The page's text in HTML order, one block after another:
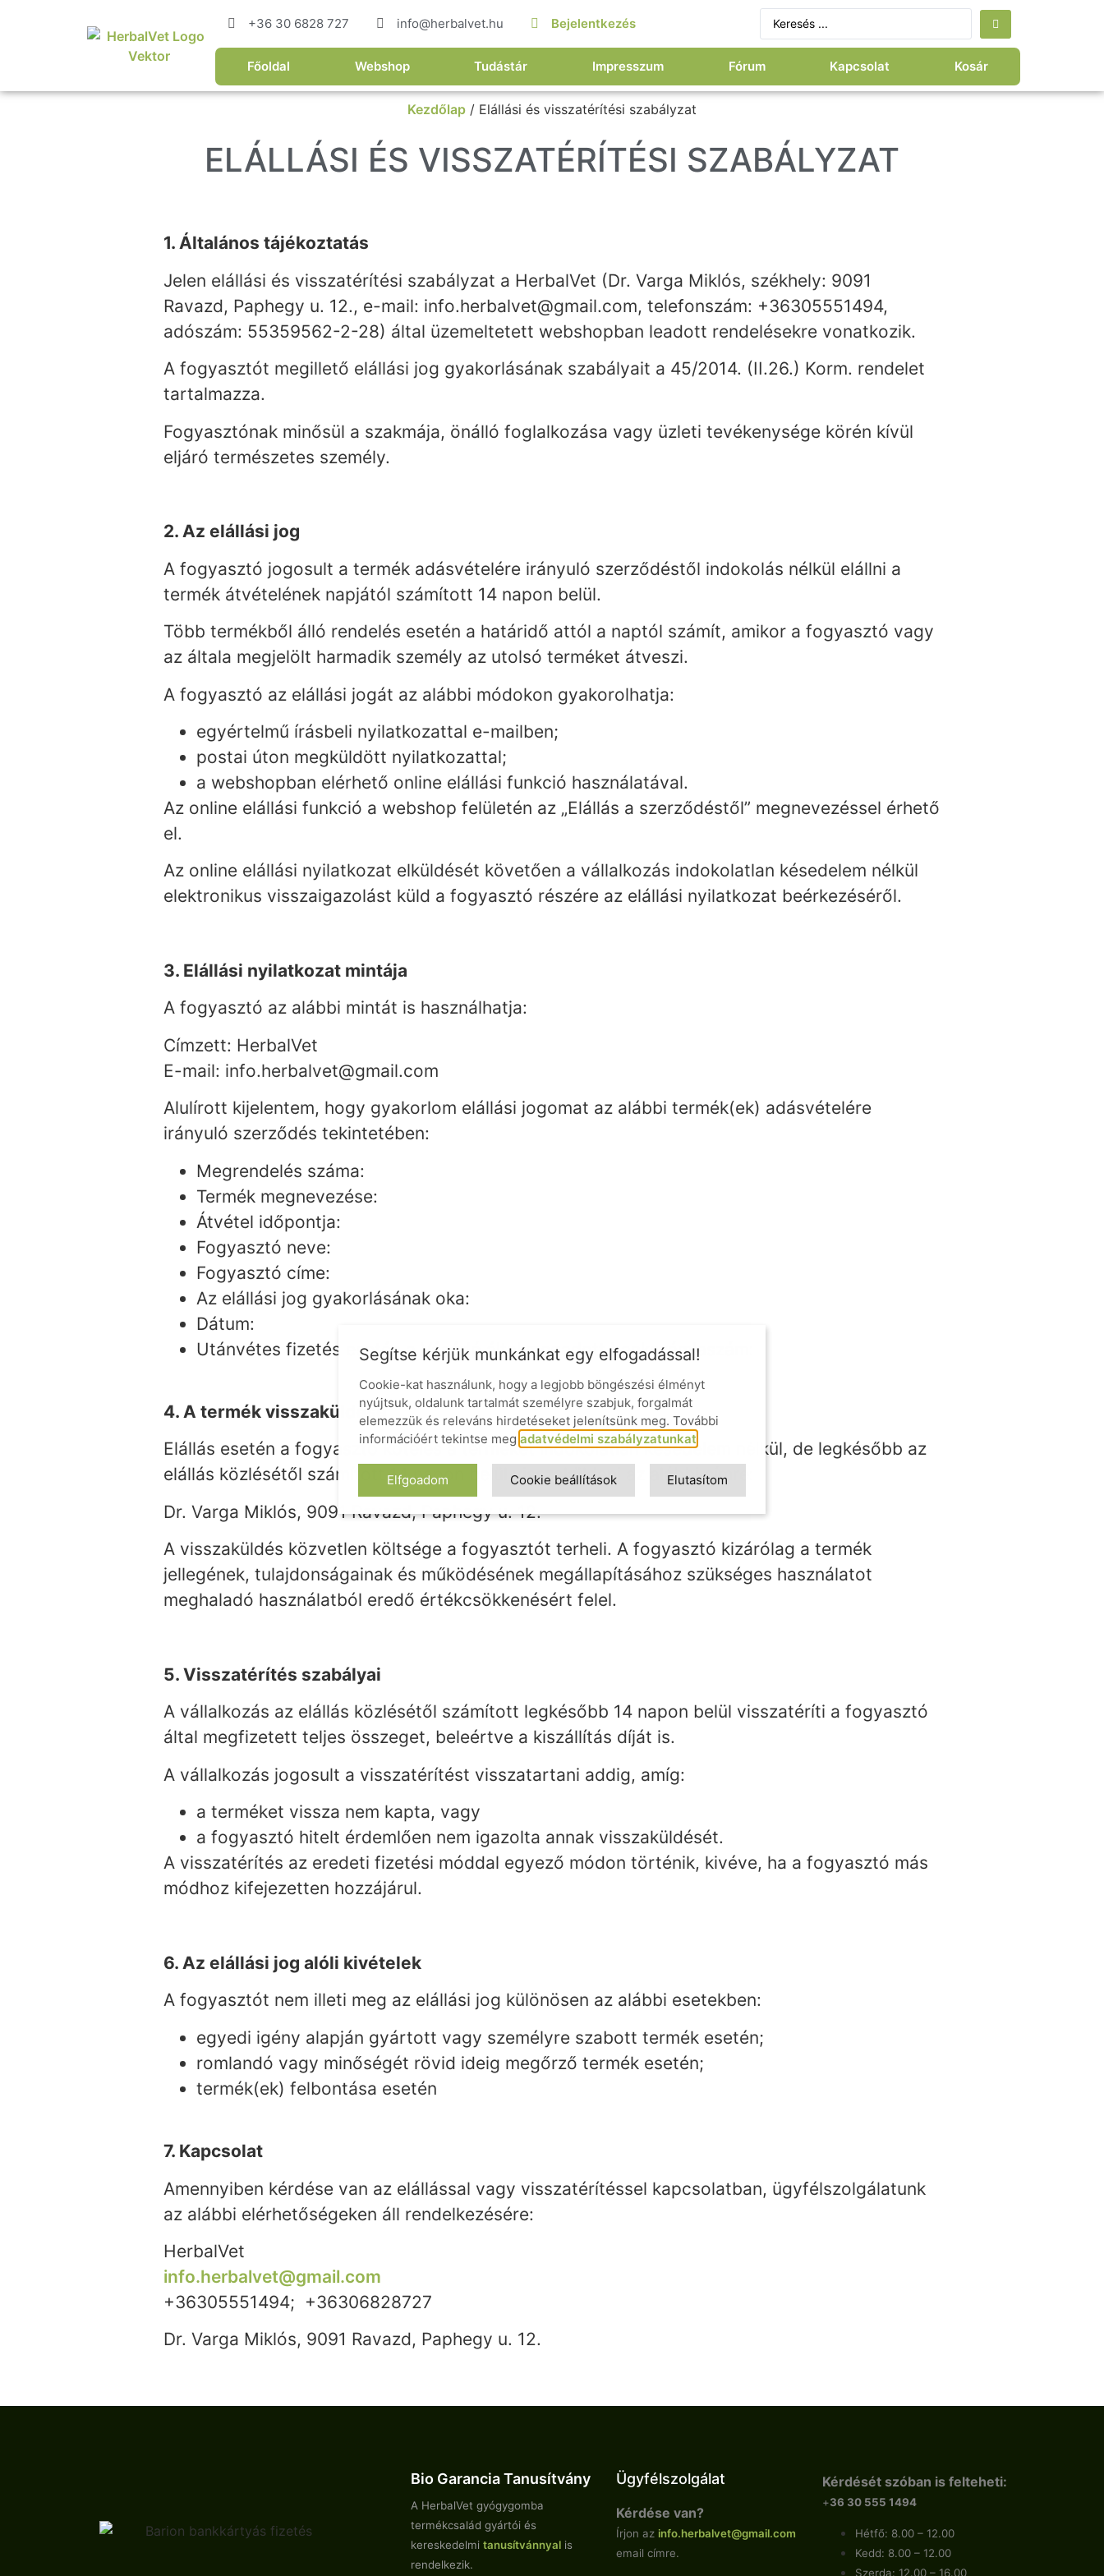
+36 30 6828 727 info@herbalvet.hu Bejelentkezés
Főoldal Webshop Tudástár Impresszum Fórum Kapcsolat Kosár
Kezdőlap / Elállási és visszatérítési szabályzat
ELÁLLÁSI ÉS VISSZATÉRÍTÉSI SZABÁLYZAT
1. Általános tájékoztatás
Jelen elállási és visszatérítési szabályzat a HerbalVet (Dr. Varga Miklós, székhely: 9091
Ravazd, Paphegy u. 12., e-mail: info.herbalvet@gmail.com, telefonszám: +36305551494,
adószám: 55359562-2-28) által üzemeltetett webshopban leadott rendelésekre vonatkozik.
A fogyasztót megillető elállási jog gyakorlásának szabályait a 45/2014. (II.26.) Korm. rendelet
tartalmazza.
Fogyasztónak minősül a szakmája, önálló foglalkozása vagy üzleti tevékenysége körén kívül
eljáró természetes személy.
2. Az elállási jog
A fogyasztó jogosult a termék adásvételére irányuló szerződéstől indokolás nélkül elállni a
termék átvételének napjától számított 14 napon belül.
Több termékből álló rendelés esetén a határidő attól a naptól számít, amikor a fogyasztó vagy
az általa megjelölt harmadik személy az utolsó terméket átveszi.
A fogyasztó az elállási jogát az alábbi módokon gyakorolhatja:
egyértelmű írásbeli nyilatkozattal e-mailben;
postai úton megküldött nyilatkozattal;
a webshopban elérhető online elállási funkció használatával.
Az online elállási funkció a webshop felületén az „Elállás a szerződéstől” megnevezéssel érhető
el.
Az online elállási nyilatkozat elküldését követően a vállalkozás indokolatlan késedelem nélkül
elektronikus visszaigazolást küld a fogyasztó részére az elállási nyilatkozat beérkezéséről.
3. Elállási nyilatkozat mintája
A fogyasztó az alábbi mintát is használhatja:
Címzett: HerbalVet
E-mail: info.herbalvet@gmail.com
Alulírott kijelentem, hogy gyakorlom elállási jogomat az alábbi termék(ek) adásvételére
irányuló szerződés tekintetében:
Megrendelés száma:
Termék megnevezése:
Átvétel időpontja:
Fogyasztó neve:
Fogyasztó címe:
Az elállási jog gyakorlásának oka:
Dátum:
Utánvétes fizetés esetén a Vásárló által megadott bankszámlaszám:
4. A termék visszaküldése
Elállás esetén a fogyasztó köteles a terméket indokolatlan késedelem nélkül, de legkésőbb az
elállás közlésétől számított 14 napon belül visszaküldeni az alábbi címre:
Dr. Varga Miklós, 9091 Ravazd, Paphegy u. 12.
A visszaküldés közvetlen költsége a fogyasztót terheli. A fogyasztó kizárólag a termék
jellegének, tulajdonságainak és működésének megállapításához szükséges használatot
meghaladó használatból eredő értékcsökkenésért felel.
5. Visszatérítés szabályai
A vállalkozás az elállás közlésétől számított legkésőbb 14 napon belül visszatéríti a fogyasztó
által megfizetett teljes összeget, beleértve a kiszállítás díját is.
A vállalkozás jogosult a visszatérítést visszatartani addig, amíg:
a terméket vissza nem kapta, vagy
a fogyasztó hitelt érdemlően nem igazolta annak visszaküldését.
A visszatérítés az eredeti fizetési móddal egyező módon történik, kivéve, ha a fogyasztó más
módhoz kifejezetten hozzájárul.
6. Az elállási jog alóli kivételek
A fogyasztót nem illeti meg az elállási jog különösen az alábbi esetekben:
egyedi igény alapján gyártott vagy személyre szabott termék esetén;
romlandó vagy minőségét rövid ideig megőrző termék esetén;
termék(ek) felbontása esetén
7. Kapcsolat
Amennyiben kérdése van az elállással vagy visszatérítéssel kapcsolatban, ügyfélszolgálatunk
az alábbi elérhetőségeken áll rendelkezésére:
HerbalVet
info.herbalvet@gmail.com
+36305551494; +36306828727
Dr. Varga Miklós, 9091 Ravazd, Paphegy u. 12.
Bio Garancia Tanusítvány
A HerbalVet gyógygomba
termékcsalád gyártói és
kereskedelmi tanusítvánnyalis
rendelkezik.
Ügyfélszolgálat
Kérdése van?
Írjon az info.herbalvet@gmail.com
email címre.
Kérdését szóban is felteheti:
+36 30 555 1494
Hétfő: 8.00 – 12.00
Kedd: 8.00 – 12.00
Szerda: 12.00 – 16.00
Segítse kérjük munkánkat egy elfogadással!
Cookie-kat használunk, hogy a legjobb böngészési élményt
nyújtsuk, oldalunk tartalmát személyre szabjuk, forgalmát
elemezzük és releváns hirdetéseket jelenítsünk meg. További
információért tekintse meg adatvédelmi szabályzatunkat
Elfgoadom Cookie beállítások Elutasítom